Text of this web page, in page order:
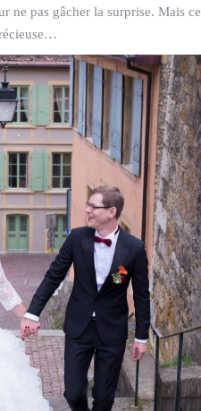
ne pas gâcher la surprise. Mais